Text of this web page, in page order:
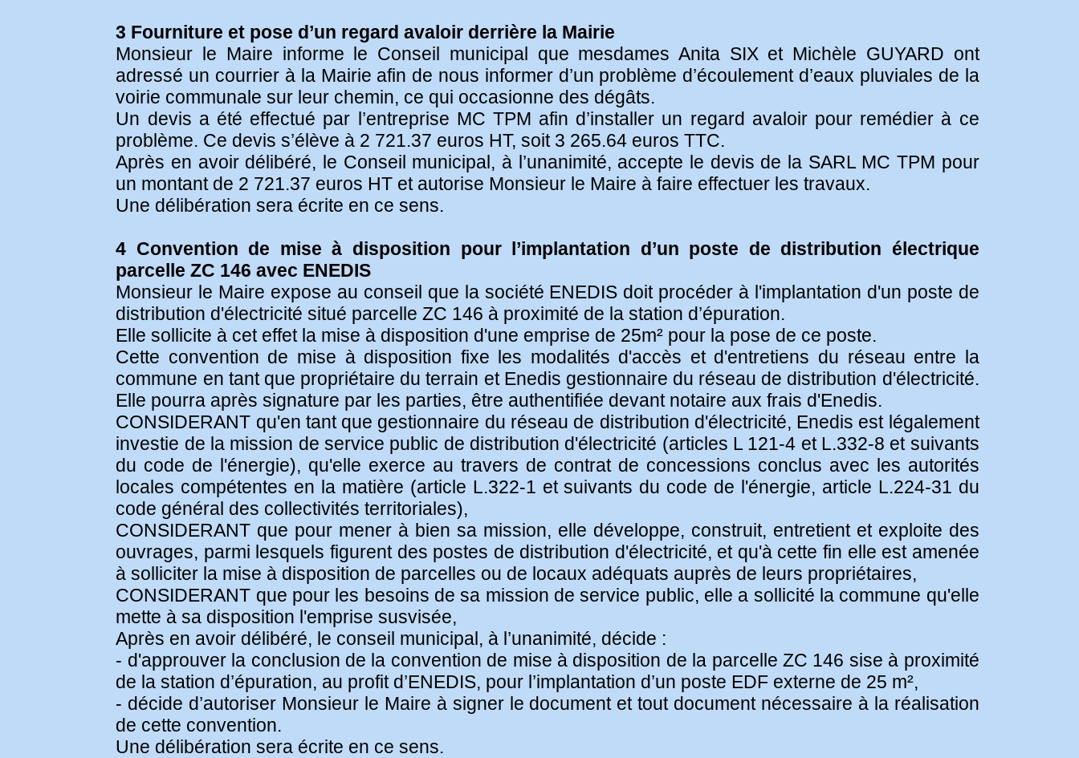
3 Fourniture et pose d’un regard avaloir derrière la Mairie
Monsieur le Maire informe le Conseil municipal que mesdames Anita SIX et Michèle GUYARD ont
adressé un courrier à la Mairie afin de nous informer d’un problème d’écoulement d’eaux pluviales de la
voirie communale sur leur chemin, ce qui occasionne des dégâts.
Un devis a été effectué par l’entreprise MC TPM afin d’installer un regard avaloir pour remédier à ce
problème. Ce devis s’élève à 2 721.37 euros HT, soit 3 265.64 euros TTC.
Après en avoir délibéré, le Conseil municipal, à l’unanimité, accepte le devis de la SARL MC TPM pour
un montant de 2 721.37 euros HT et autorise Monsieur le Maire à faire effectuer les travaux.
Une délibération sera écrite en ce sens.
4 Convention de mise à disposition pour l’implantation d’un poste de distribution électrique
parcelle ZC 146 avec ENEDIS
Monsieur le Maire expose au conseil que la société ENEDIS doit procéder à l'implantation d'un poste de
distribution d'électricité situé parcelle ZC 146 à proximité de la station d’épuration.
Elle sollicite à cet effet la mise à disposition d'une emprise de 25m² pour la pose de ce poste.
Cette convention de mise à disposition fixe les modalités d'accès et d'entretiens du réseau entre la
commune en tant que propriétaire du terrain et Enedis gestionnaire du réseau de distribution d'électricité.
Elle pourra après signature par les parties, être authentifiée devant notaire aux frais d'Enedis.
CONSIDERANT qu'en tant que gestionnaire du réseau de distribution d'électricité, Enedis est légalement
investie de la mission de service public de distribution d'électricité (articles L 121-4 et L.332-8 et suivants
du code de l'énergie), qu'elle exerce au travers de contrat de concessions conclus avec les autorités
locales compétentes en la matière (article L.322-1 et suivants du code de l'énergie, article L.224-31 du
code général des collectivités territoriales),
CONSIDERANT que pour mener à bien sa mission, elle développe, construit, entretient et exploite des
ouvrages, parmi lesquels figurent des postes de distribution d'électricité, et qu'à cette fin elle est amenée
à solliciter la mise à disposition de parcelles ou de locaux adéquats auprès de leurs propriétaires,
CONSIDERANT que pour les besoins de sa mission de service public, elle a sollicité la commune qu'elle
mette à sa disposition l'emprise susvisée,
Après en avoir délibéré, le conseil municipal, à l’unanimité, décide :
- d'approuver la conclusion de la convention de mise à disposition de la parcelle ZC 146 sise à proximité
de la station d’épuration, au profit d’ENEDIS, pour l’implantation d’un poste EDF externe de 25 m²,
- décide d’autoriser Monsieur le Maire à signer le document et tout document nécessaire à la réalisation
de cette convention.
Une délibération sera écrite en ce sens.